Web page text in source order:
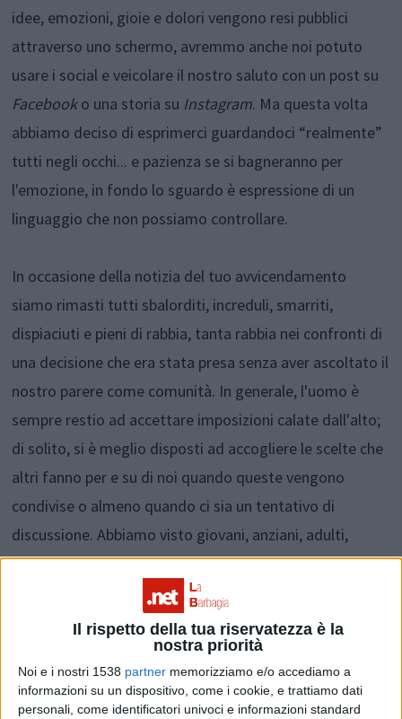
Il rispetto della tua riservatezza è la
nostra priorità
Noi e i nostri 1538 partner memorizziamo e/o accediamo a
informazioni su un dispositivo, come i cookie, e trattiamo dati
personali, come identificatori univoci e informazioni standard
idee, emozioni, gioie e dolori vengono resi pubblici
attraverso uno schermo, avremmo anche noi potuto
usare i social e veicolare il nostro saluto con un post su
Facebooko una storia su Instagram. Ma questa volta
abbiamo deciso di esprimerci guardandoci “realmente”
tutti negli occhi... e pazienza se si bagneranno per
l'emozione, in fondo lo sguardo è espressione di un
linguaggio che non possiamo controllare.
In occasione della notizia del tuo avvicendamento
siamo rimasti tutti sbalorditi, increduli, smarriti,
dispiaciuti e pieni di rabbia, tanta rabbia nei confronti di
una decisione che era stata presa senza aver ascoltato il
nostro parere come comunità. In generale, l'uomo è
sempre restio ad accettare imposizioni calate dall'alto;
di solito, si è meglio disposti ad accogliere le scelte che
altri fanno per e su di noi quando queste vengono
condivise o almeno quando ci sia un tentativo di
discussione. Abbiamo visto giovani, anziani, adulti,
dispiacersi a quella notizia e, fino a qualche giorno fa,
qualcuno sperava ancora in un intervento “miracoloso”
del Vescovo, il quale avrebbe deciso di cambiare idea.
Però, tu stesso, da quel 16 giugno in cui rimarcavi
quanto poco era stato il tempo concesso, hai sempre
sottolineato quanto sia importante la qualità dei